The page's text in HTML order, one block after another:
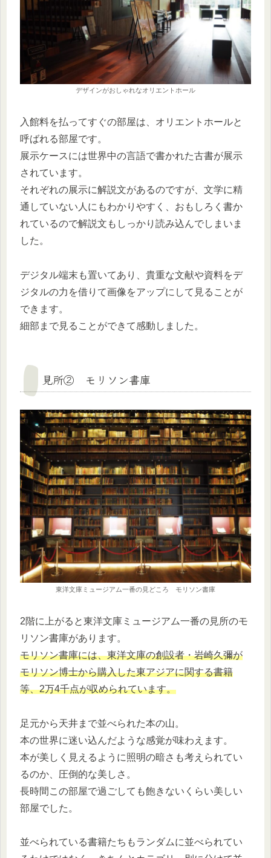
デザインがおしゃれなオリエントホール
入館料を払ってすぐの部屋は、オリエントホールと
呼ばれる部屋です。
展示ケースには世界中の言語で書かれた古書が展示
されています。
それぞれの展示に解説文があるのですが、文学に精
通していない人にもわかりやすく、おもしろく書か
れているので解説文もしっかり読み込んでしまいま
した。
デジタル端末も置いてあり、貴重な文献や資料をデ
ジタルの力を借りて画像をアップにして見ることが
できます。
細部まで見ることができて感動しました。
見所② モリソン書庫
東洋文庫ミュージアム一番の見どころ モリソン書庫
2階に上がると東洋文庫ミュージアム一番の見所のモ
リソン書庫があります。
モリソン書庫には、東洋文庫の創設者・岩崎久彌が
モリソン博士から購入した東アジアに関する書籍
等、2万4千点が収められています。
足元から天井まで並べられた本の山。
本の世界に迷い込んだような感覚が味わえます。
本が美しく見えるように照明の暗さも考えられてい
るのか、圧倒的な美しさ。
長時間この部屋で過ごしても飽きないくらい美しい
部屋でした。
並べられている書籍たちもランダムに並べられてい